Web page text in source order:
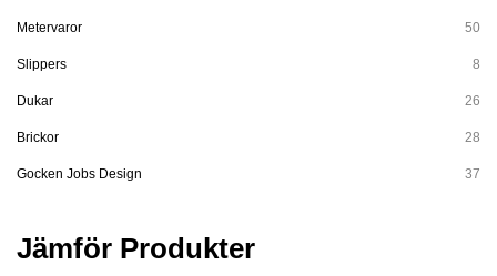
Metervaror 50
Slippers 8
Dukar 26
Brickor 28
Gocken Jobs Design 37
Jämför Produkter